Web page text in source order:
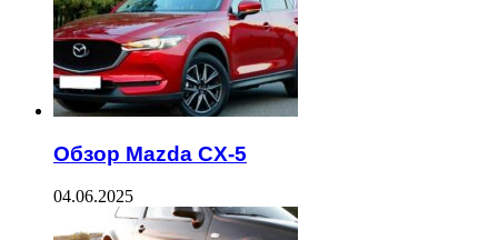
Обзор Mazda CX-5
04.06.2025